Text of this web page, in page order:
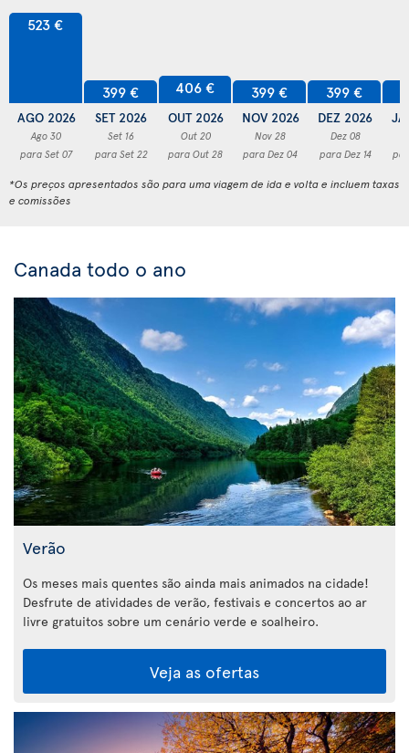
523 €
AGO 2026
Ago 30
para Set 07
399 €
SET 2026
Set 16
para Set 22
406 €
OUT 2026
Out 20
para Out 28
399 €
NOV 2026
Nov 28
para Dez 04
399 €
DEZ 2026
Dez 08
para Dez 14
*Os preços apresentados são para uma viagem de ida e volta e incluem taxas
e comissões
Canada todo o ano
Verão
Os meses mais quentes são ainda mais animados na cidade!
Desfrute de atividades de verão, festivais e concertos ao ar
livre gratuitos sobre um cenário verde e soalheiro.
Veja as ofertas